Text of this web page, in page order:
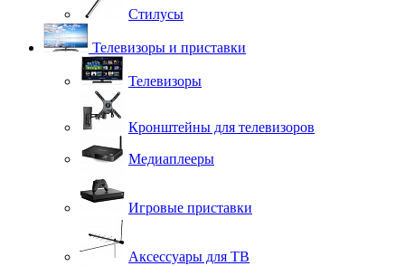
Стилусы
Телевизоры и приставки
Телевизоры
Кронштейны для телевизоров
Медиаплееры
Игровые приставки
Аксессуары для ТВ